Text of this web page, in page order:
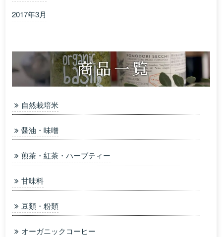
2017年3月
自然栽培米
醤油・味噌
煎茶・紅茶・ハーブティー
甘味料
豆類・粉類
オーガニックコーヒー